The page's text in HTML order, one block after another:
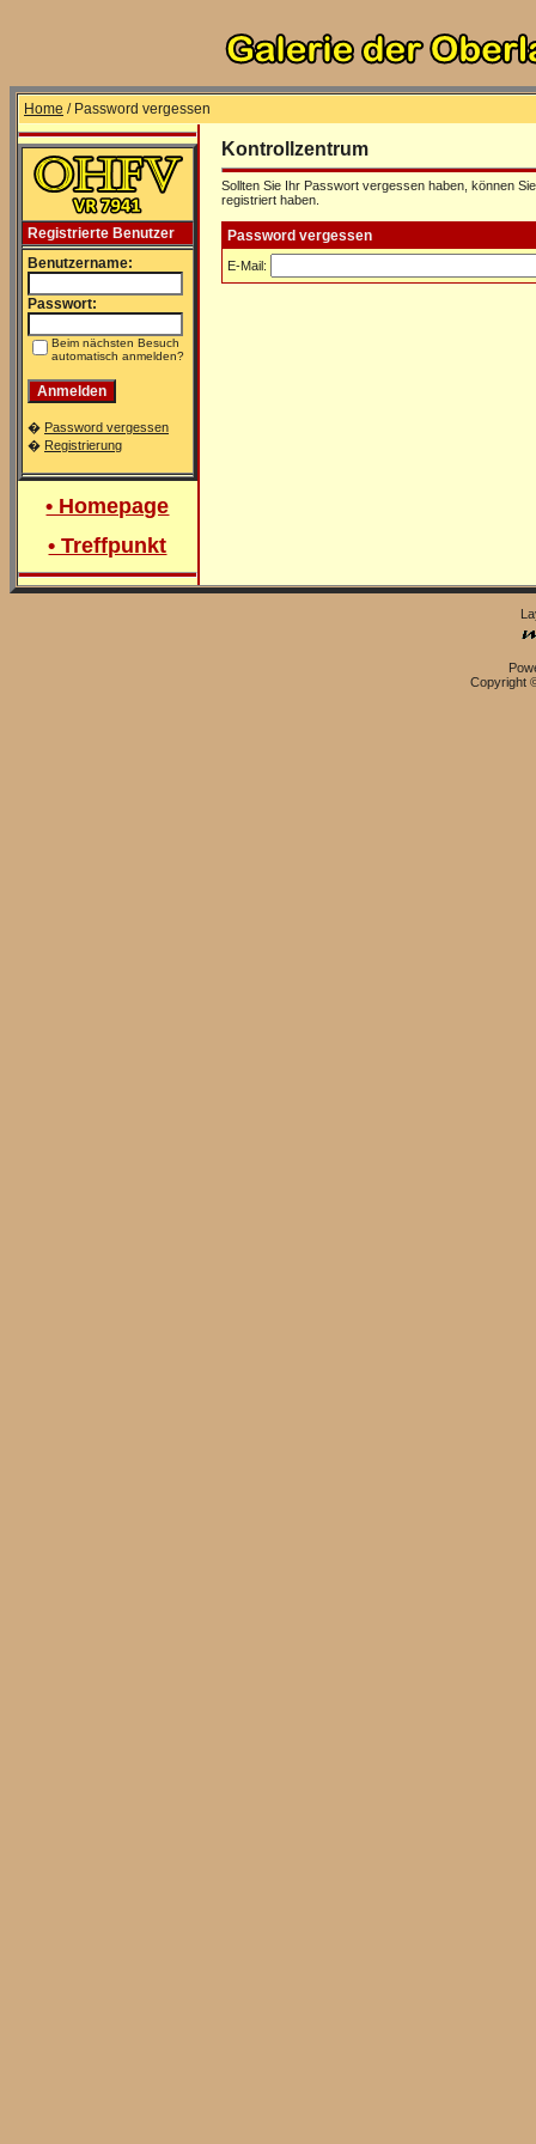
Home / Password vergessen
Registrierte Benutzer
Benutzername:
Passwort:
Beim nächsten Besuch
automatisch anmelden?
� Password vergessen
� Registrierung
• Homepage
• Treffpunkt
Kontrollzentrum
Sollten Sie Ihr Passwort vergessen haben, können
registriert haben.
Password vergessen
E-Mail:
Copyright